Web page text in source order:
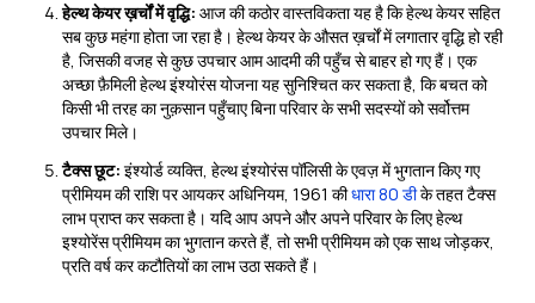
हेल्थ केयर ख़र्चों में वृद्धि: आज की कठोर वास्तविकता यह है कि हेल्थ केयर सहित
सब कुछ महंगा होता जा रहा है। हेल्थ केयर के औसत ख़र्चों में लगातार वृद्धि हो रही
है, जिसकी वजह से कुछ उपचार आम आदमी की पहुँच से बाहर हो गए हैं। एक
अच्छा फ़ैमिली हेल्थ इंश्योरंस योजना यह सुनिश्चित कर सकता है, कि बचत को
किसी भी तरह का नुक़सान पहुँचाए बिना परिवार के सभी सदस्यों को सर्वोत्तम
उपचार मिले।
टैक्स छूट: इंश्योर्ड व्यक्ति, हेल्थ इंश्योरंस पॉलिसी के एवज़ में भुगतान किए गए
प्रीमियम की राशि पर आयकर अधिनियम, 1961 कीधारा 80 डीके तहत टैक्स
लाभ प्राप्त कर सकता है। यदि आप अपने और अपने परिवार के लिए हेल्थ
इश्योरेंस प्रीमियम का भुगतान करते हैं, तो सभी प्रीमियम को एक साथ जोड़कर,
प्रति वर्ष कर कटौतियों का लाभ उठा सकते हैं।